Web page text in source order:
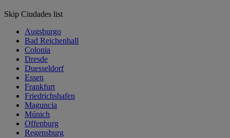
Skip Ciudades list
Augsburgo
Bad Reichenhall
Colonia
Dresde
Duesseldorf
Essen
Frankfurt
Friedrichshafen
Maguncia
Múnich
Offenburg
Regensburg